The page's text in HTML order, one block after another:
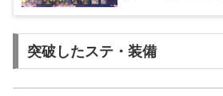
突破したステ・装備